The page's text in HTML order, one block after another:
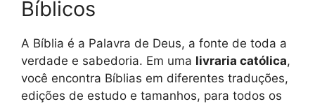
Bíblicos
A Bíblia é a Palavra de Deus, a fonte de toda a
verdade e sabedoria. Em uma livraria católica,
você encontra Bíblias em diferentes traduções,
edições de estudo e tamanhos, para todos os